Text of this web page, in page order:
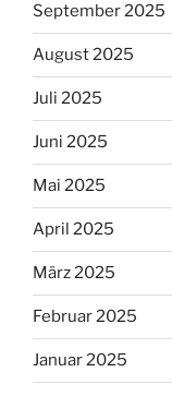
September 2025
August 2025
Juli 2025
Juni 2025
Mai 2025
April 2025
März 2025
Februar 2025
Januar 2025